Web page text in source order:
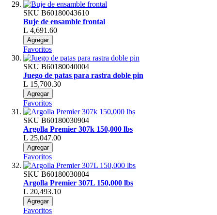
SKU B60180043610
Buje de ensamble frontal
L 4,691.60
Agregar
Favoritos
SKU B60180040004
Juego de patas para rastra doble pin
L 15,700.30
Agregar
Favoritos
SKU B60180030904
Argolla Premier 307k 150,000 lbs
L 25,047.00
Agregar
Favoritos
SKU B60180030804
Argolla Premier 307L 150,000 lbs
L 20,493.10
Agregar
Favoritos